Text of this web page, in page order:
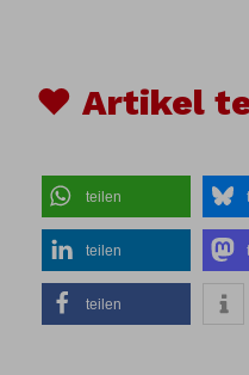
♥ Artikel
teilen
teilen
teilen